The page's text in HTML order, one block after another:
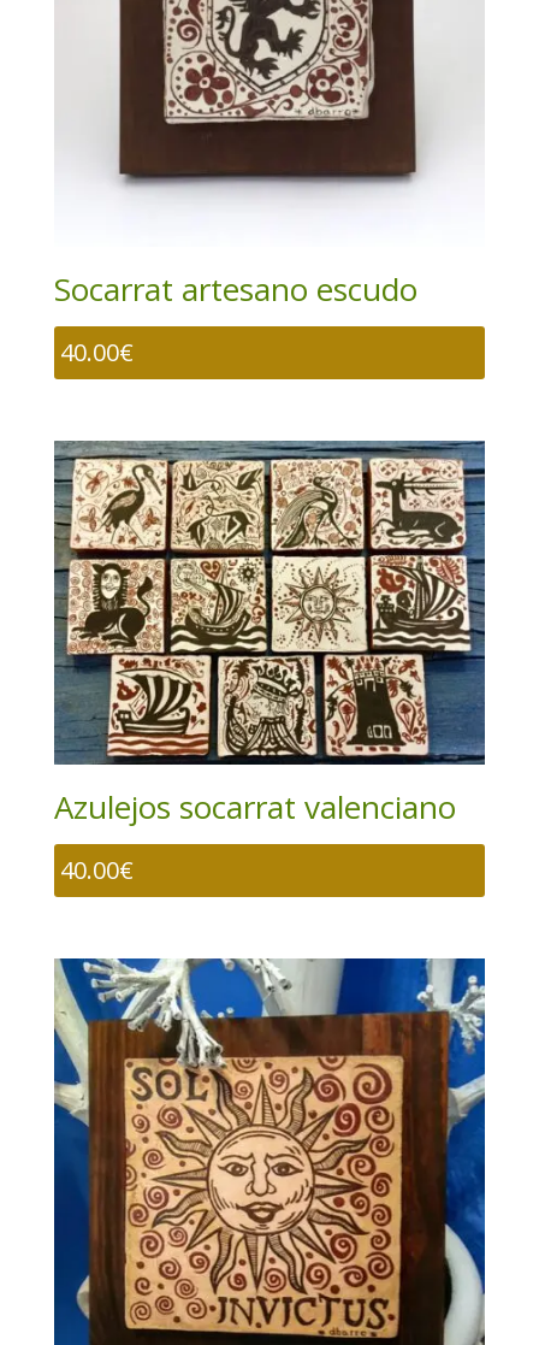
Socarrat artesano escudo
40.00€
Azulejos socarrat valenciano
40.00€